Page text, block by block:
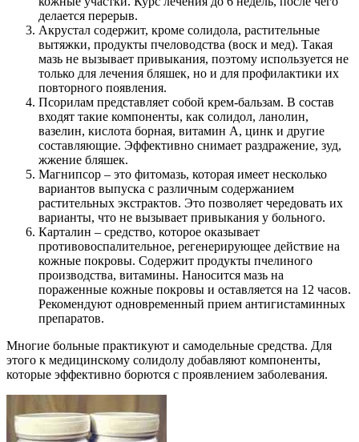
делается перерыв.
Акрустал содержит, кроме солидола, растительные
вытяжки, продукты пчеловодства (воск и мед). Такая
мазь не вызывает привыкания, поэтому используется не
только для лечения бляшек, но и для профилактики их
повторного появления.
Псорилам представляет собой крем-бальзам. В состав
входят такие компоненты, как солидол, ланолин,
вазелин, кислота борная, витамин А, цинк и другие
составляющие. Эффективно снимает раздражение, зуд,
жжение бляшек.
Магнипсор – это фитомазь, которая имеет несколько
вариантов выпуска с различным содержанием
растительных экстрактов. Это позволяет чередовать их
варианты, что не вызывает привыкания у больного.
Карталин – средство, которое оказывает
противовоспалительное, регенерирующее действие на
кожные покровы. Содержит продукты пчелиного
производства, витамины. Наносится мазь на
пораженные кожные покровы и оставляется на 12 часов.
Рекомендуют одновременный прием антигистаминных
препаратов.
Многие больные практикуют и самодельные средства. Для
этого к медицинскому солидолу добавляют компоненты,
которые эффективно борются с проявлением заболевания.